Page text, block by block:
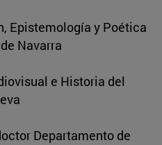
Epistemología y Poética
Navarra
e Historia del
Departamento de